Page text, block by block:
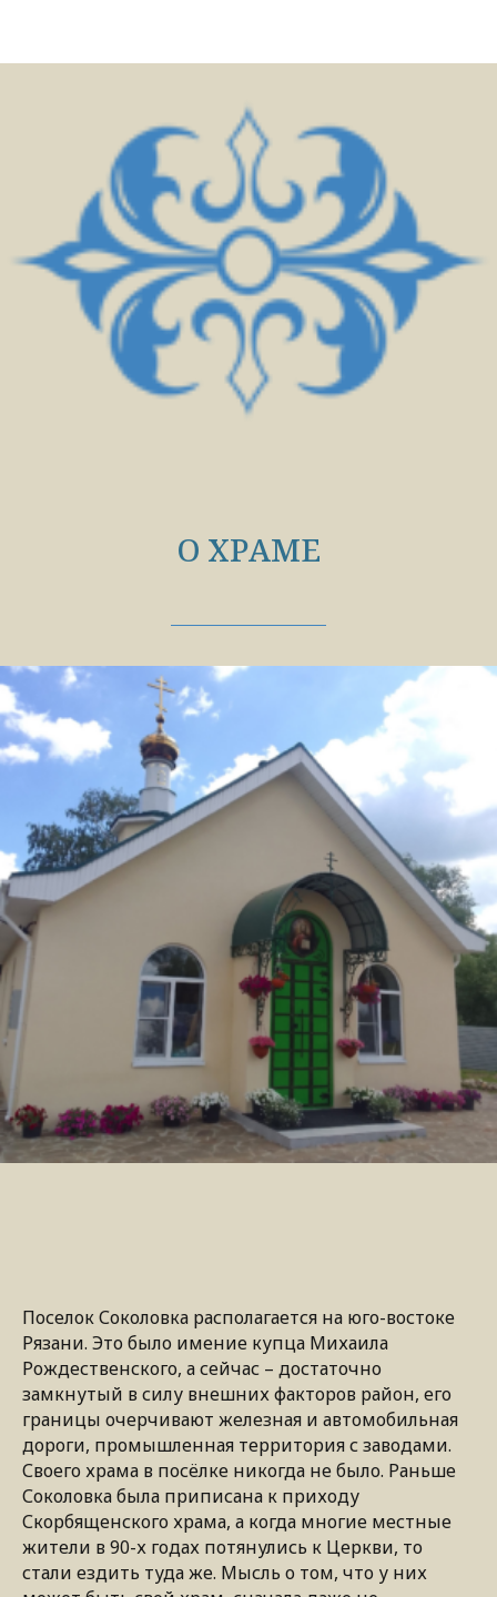
О ХРАМЕ
Поселок Соколовка располагается на юго-востоке
Рязани. Это было имение купца Михаила
Рождественского, а сейчас – достаточно
замкнутый в силу внешних факторов район, его
границы очерчивают железная и автомобильная
дороги, промышленная территория с заводами.
Своего храма в посёлке никогда не было. Раньше
Соколовка была приписана к приходу
Скорбященского храма, а когда многие местные
жители в 90-х годах потянулись к Церкви, то
стали ездить туда же. Мысль о том, что у них